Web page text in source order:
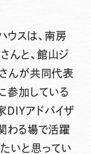
ウスは、南房
んと、館山ジ
んが共同代表
参加している
DIYアドバイザ
わる場で活躍
いと思ってい